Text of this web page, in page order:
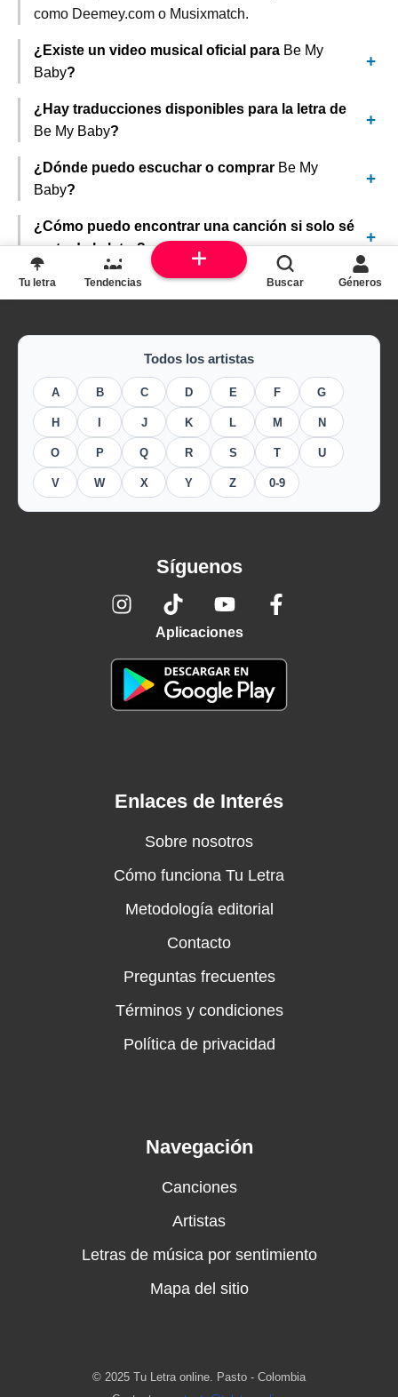
como Deemey.com o Musixmatch.
¿Existe un video musical oficial para Be My
Baby?
¿Hay traducciones disponibles para la letra de
Be My Baby?
¿Dónde puedo escuchar o comprar Be My
Baby?
¿Cómo puedo encontrar una canción si solo sé
parte de la letra?
Todos los artistas
A B C D E F G
H J K L M N
O P Q R S T U
V W X Y Z 0-9
Síguenos
Aplicaciones
Enlaces de Interés
Sobre nosotros
Cómo funciona Tu Letra
Metodología editorial
Contacto
Preguntas frecuentes
Términos y condiciones
Política de privacidad
Navegación
Canciones
Artistas
Letras de música por sentimiento
Mapa del sitio
© 2025 Tu Letra online. Pasto - Colombia
Tu letra Tendencias Buscar Géneros